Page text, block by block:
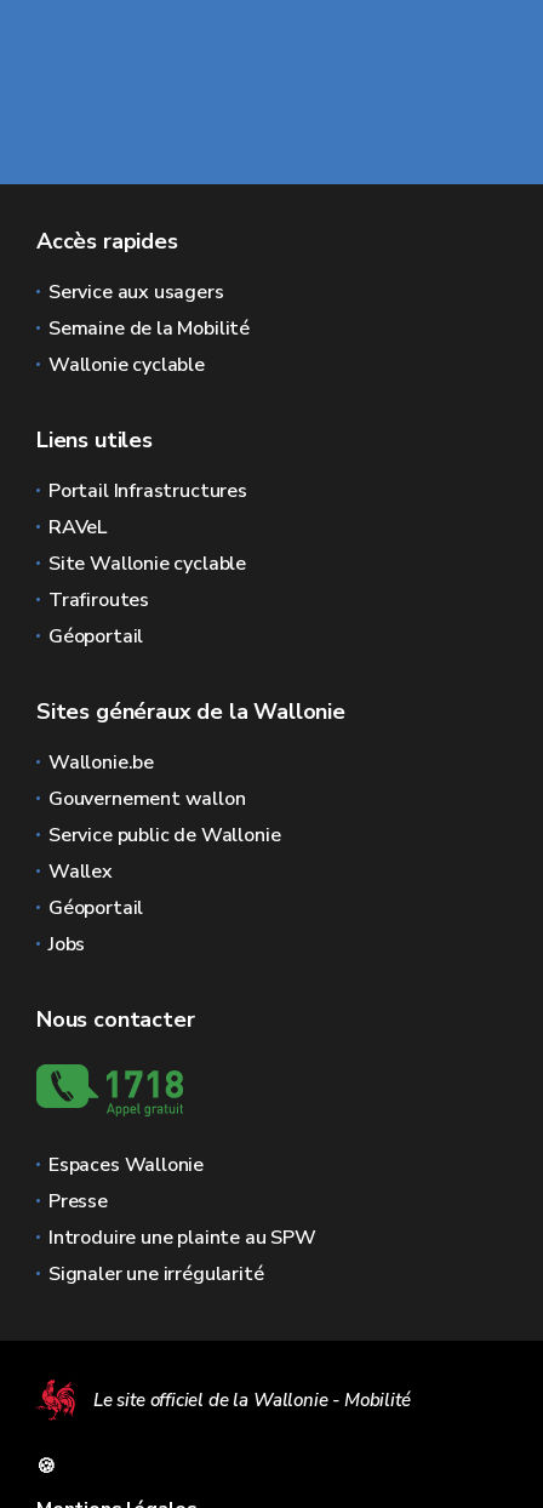
Accès rapides
Service aux usagers
Semaine de la Mobilité
Wallonie cyclable
Liens utiles
Portail Infrastructures
RAVeL
Site Wallonie cyclable
Trafiroutes
Géoportail
Sites généraux de la Wallonie
Wallonie.be
Gouvernement wallon
Service public de Wallonie
Wallex
Géoportail
Jobs
Nous contacter
Espaces Wallonie
Presse
Introduire une plainte au SPW
Signaler une irrégularité
Le site officiel de la Wallonie - Mobilité
🍪